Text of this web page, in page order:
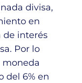
divisa,
en
de interés
Por lo
moneda
del 6% en